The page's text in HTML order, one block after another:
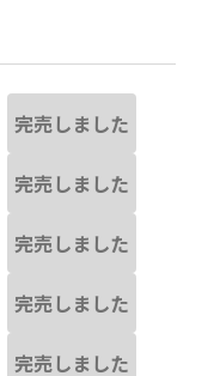
完売しました
完売しました
完売しました
完売しました
完売しました